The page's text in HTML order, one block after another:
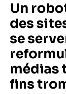
Un
des
se
médias
fins